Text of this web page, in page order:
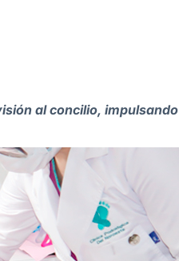
al concilio, impulsando